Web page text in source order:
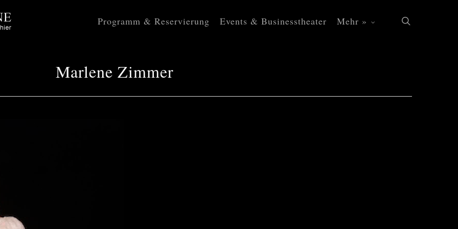
Programm & Reservierung Events & Businesstheater Mehr »
Marlene Zimmer